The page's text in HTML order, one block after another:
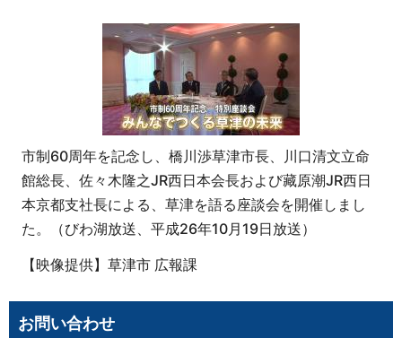
市制60周年を記念し、橋川渉草津市長、川口清文立命
館総長、佐々木隆之JR西日本会長および藏原潮JR西日
本京都支社長による、草津を語る座談会を開催しまし
た。（びわ湖放送、平成26年10月19日放送）
【映像提供】草津市 広報課
お問い合わせ